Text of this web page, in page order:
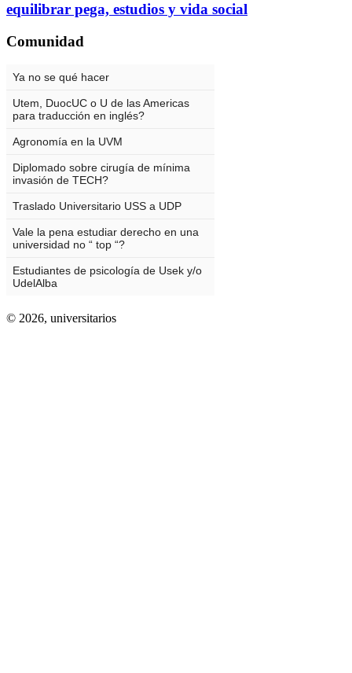
equilibrar pega, estudios y vida social
Comunidad
© 2026, universitarios